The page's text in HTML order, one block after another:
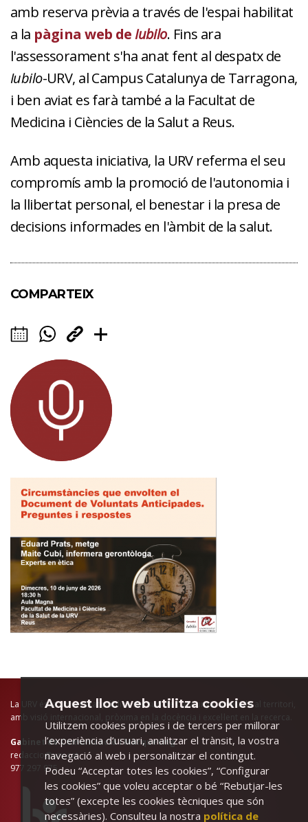
amb reserva prèvia a través de l'espai habilitat
a la pàgina web deIubilo. Fins ara
l'assessorament s'ha anat fent al despatx de
Iubilo-URV, al Campus Catalunya de Tarragona,
i ben aviat es farà també a la Facultat de
Medicina i Ciències de la Salut a Reus.
Amb aquesta iniciativa, la URV referma el seu
compromís amb la promoció de l'autonomia i
la llibertat personal, el benestar i la presa de
decisions informades en l'àmbit de la salut.
COMPARTEIX
La URV és la universitat pública del sud de Catalunya, arrelada al territori,
amb visió internacional, pròxima en la docència i excel·lent en la recerca.
Gabinet de Comunicació i Màrqueting
redaccio@urv.cat
977 297 975
Aquest lloc web utilitza cookies
Utilitzem cookies pròpies i de tercers per millorar
l’experiència d’usuari, analitzar el trànsit, la vostra
navegació al web i personalitzar el contingut.
Podeu “Acceptar totes les cookies”, “Configurar
les cookies” que voleu acceptar o bé “Rebutjar-les
totes” (excepte les cookies tècniques que són
necessàries). Consulteu la nostra política de